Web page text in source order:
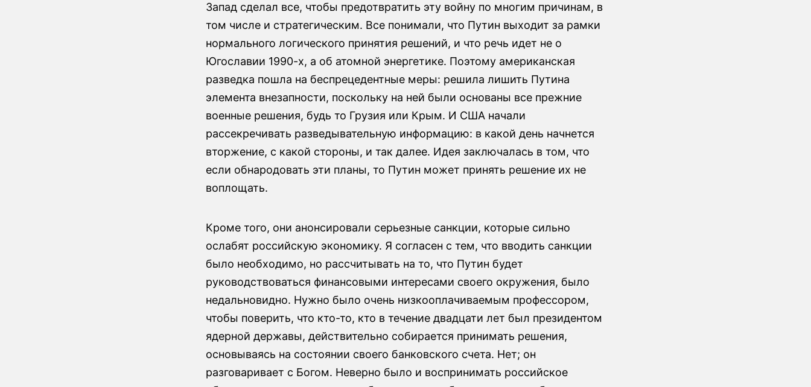
Запад сделал все, чтобы предотвратить эту войну по многим причинам, в
том числе и стратегическим. Все понимали, что Путин выходит за рамки
нормального логического принятия решений, и что речь идет не о
Югославии 1990-х, а об атомной энергетике. Поэтому американская
разведка пошла на беспрецедентные меры: решила лишить Путина
элемента внезапности, поскольку на ней были основаны все прежние
военные решения, будь то Грузия или Крым. И США начали
рассекречивать разведывательную информацию: в какой день начнется
вторжение, с какой стороны, и так далее. Идея заключалась в том, что
если обнародовать эти планы, то Путин может принять решение их не
воплощать.
Кроме того, они анонсировали серьезные санкции, которые сильно
ослабят российскую экономику. Я согласен с тем, что вводить санкции
было необходимо, но рассчитывать на то, что Путин будет
руководствоваться финансовыми интересами своего окружения, было
недальновидно. Нужно было очень низкооплачиваемым профессором,
чтобы поверить, что кто-то, кто в течение двадцати лет был президентом
ядерной державы, действительно собирается принимать решения,
основываясь на состоянии своего банковского счета. Нет; он
разговаривает с Богом. Неверно было и воспринимать российское